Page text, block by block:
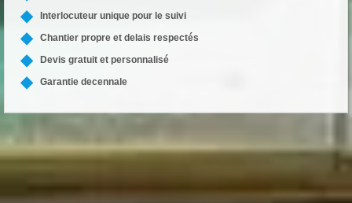
Interlocuteur unique pour le suivi
Chantier propre et delais respectés
Devis gratuit et personnalisé
Garantie decennale